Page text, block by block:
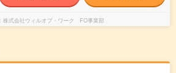
株式会社ウィルオブ・ワーク FO事業部